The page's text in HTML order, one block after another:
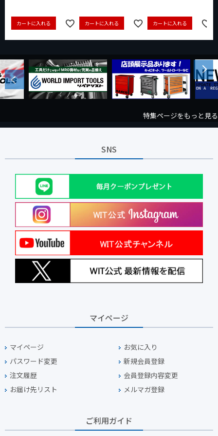
カートに入れる カートに入れる カートに入れる
Previous
Next
特集ページをもっと見る
SNS
マイページ
マイページ
お気に入り
パスワード変更
新規会員登録
注文履歴
会員登録内容変更
お届け先リスト
メルマガ登録
ご利用ガイド